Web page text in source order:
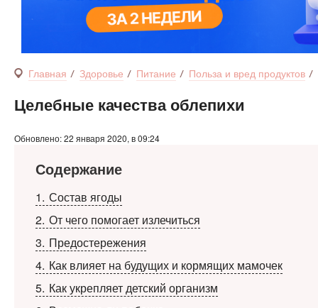
Главная Здоровье Питание Польза и вред продуктов
Целебные качества облепихи
Обновлено: 22 января 2020, в 09:24
Содержание
1 Состав ягоды
2 От чего помогает излечиться
3 Предостережения
4 Как влияет на будущих и кормящих мамочек
5 Как укрепляет детский организм